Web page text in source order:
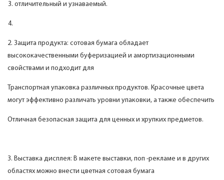
отличительный и узнаваемый.
2. Защита продукта: сотовая бумага обладает
высококачественными буферизацией и амортизационными
свойствами и подходит для
Транспортная упаковка различных продуктов. Красочные цвета
могут эффективно различать уровни упаковки, а также обеспечить
Отличная безопасная защита для ценных и хрупких предметов.
3. Выставка дисплея: В макете выставки, поп -рекламе и в других
областях можно внести цветная сотовая бумага